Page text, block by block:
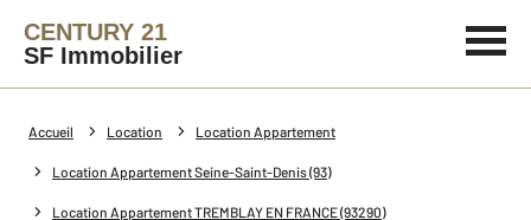
CENTURY 21
SF Immobilier
Accueil Location Location Appartement
Location Appartement Seine-Saint-Denis (93)
Location Appartement TREMBLAY EN FRANCE (93290)